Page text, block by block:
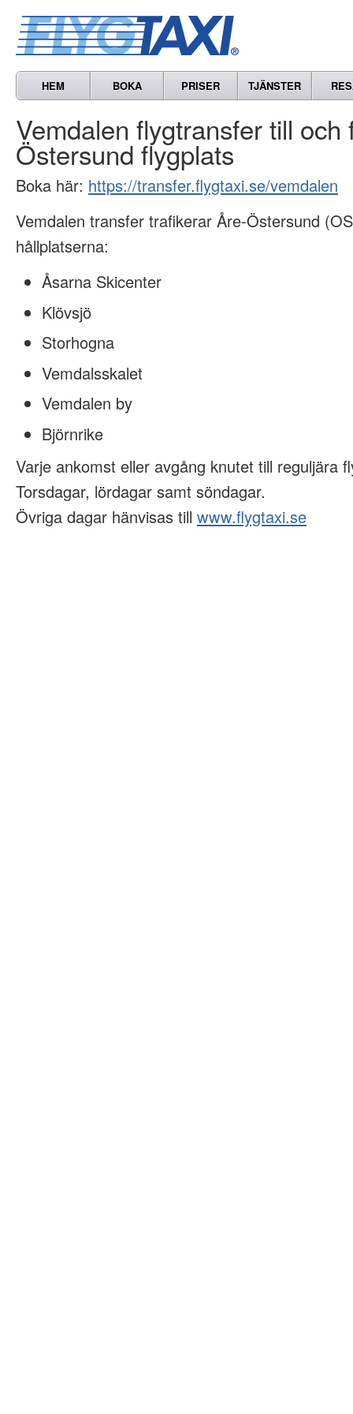
HEM BOKA PRISER TJÄNSTER
Vemdalen flygtransfer till och
Östersund flygplats
Boka här: https://transfer.flygtaxi.se/vemdalen
Vemdalen transfer trafikerar Åre-Östersund
hållplatserna:
Åsarna Skicenter
Klövsjö
Storhogna
Vemdalsskalet
Vemdalen by
Björnrike
Varje ankomst eller avgång knutet till reguljära
Torsdagar, lördagar samt söndagar.
Övriga dagar hänvisas till www.flygtaxi.se